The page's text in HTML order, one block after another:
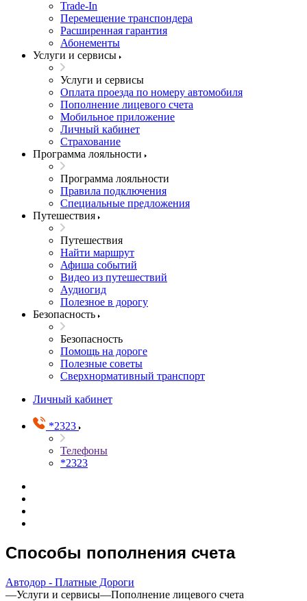
Trade-In
Перемещение транспондера
Расширенная гарантия
Абонементы
Услуги и сервисы
Услуги и сервисы
Оплата проезда по номеру автомобиля
Пополнение лицевого счета
Мобильное приложение
Личный кабинет
Страхование
Программа лояльности
Программа лояльности
Правила подключения
Специальные предложения
Путешествия
Путешествия
Найти маршрут
Афиша событий
Видео из путешествий
Аудиогид
Полезное в дорогу
Безопасность
Безопасность
Помощь на дороге
Полезные советы
Сверхнормативный транспорт
Личный кабинет
*2323
Телефоны
*2323
Способы пополнения счета
Автодор - Платные Дороги
—Услуги и сервисы—Пополнение лицевого счета